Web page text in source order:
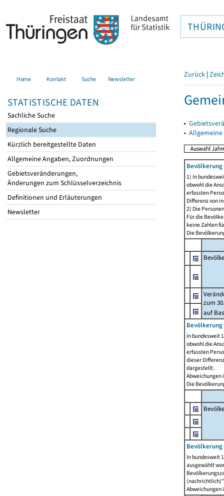
Home Kontakt Suche Newsletter
STATISTISCHE DATEN
Sachliche Suche
Regionale Suche
Kürzlich bereitgestellte Daten
Allgemeine Angaben, Zuordnungen
Gebietsveränderungen,
Änderungen zum Schlüsselverzeichnis
Definitionen und Erläuterungen
Newsletter
Zurück |
▸
▸
1) In
obwohl die
erfassten
Differenz von
2) Die
Für die
keine Zahlen
Die
zum
auf
Bevölkerung
In bundesweit
obwohl die
erfassten
dieser
dargestellt.
Abweichungen
Die
In bundesweit
ausgewählt
Abweichungen